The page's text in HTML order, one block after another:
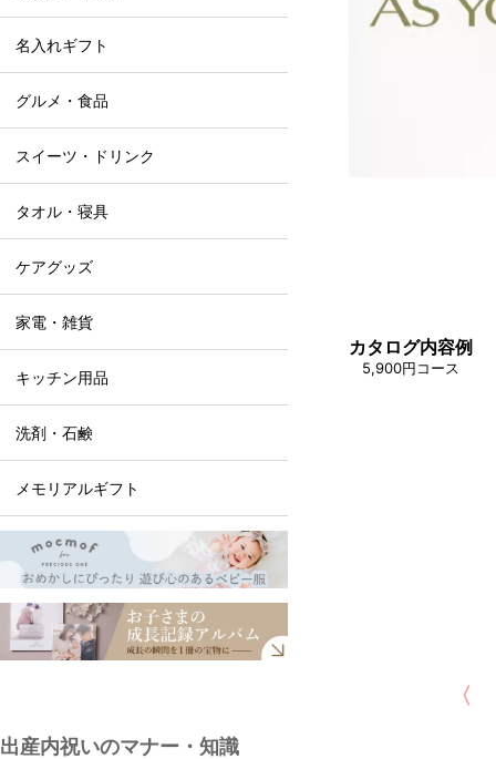
カタログ内容例
5,900円コース
〈
名入れギフト
グルメ・食品
スイーツ・ドリンク
タオル・寝具
ケアグッズ
家電・雑貨
キッチン用品
洗剤・石鹸
メモリアルギフト
出産内祝いのマナー・知識